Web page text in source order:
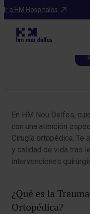
Ir a HM Hospitales
Especialidades
En HM Nou Delfos,
con una atención
Cirugía ortopédica. Te
y calidad de vida tras
intervenciones
¿Qué es la
Ortopédica?